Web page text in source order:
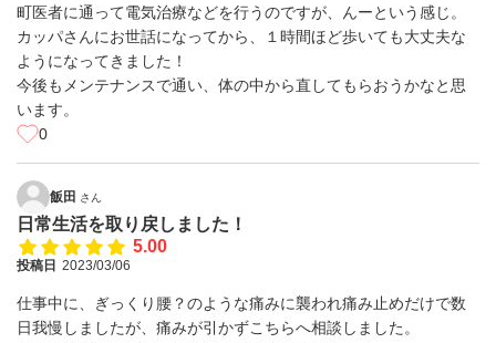
町医者に通って電気治療などを行うのですが、んーという感じ。
カッパさんにお世話になってから、１時間ほど歩いても大丈夫な
ようになってきました！
今後もメンテナンスで通い、体の中から直してもらおうかなと思
います。
0
飯田 さん
日常生活を取り戻しました！
5.00
投稿日 2023/03/06
仕事中に、ぎっくり腰？のような痛みに襲われ痛み止めだけで数
日我慢しましたが、痛みが引かずこちらへ相談しました。